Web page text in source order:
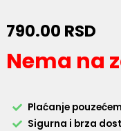
790.00 RSD
Nema na
Plaćanje pouzećem
Sigurna i brza